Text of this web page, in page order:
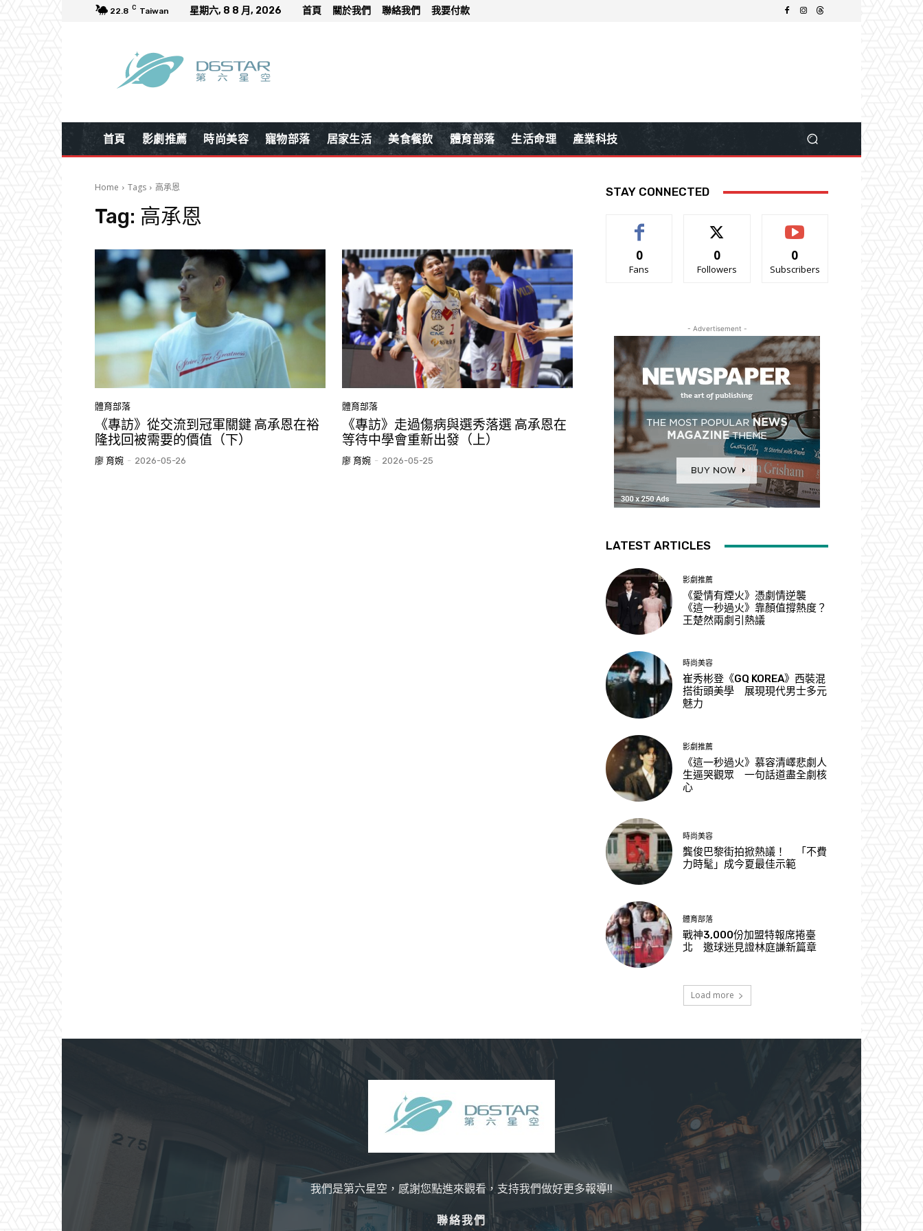
22.8 C Taiwan 星期六, 8 8 月, 2026 首頁 關於我們 聯絡我們 我要付款
首頁 影劇推薦 時尚美容 寵物部落 居家生活 美食餐飲 體育部落 生活命理 產業科技
Home Tags 高承恩
Tag: 高承恩
體育部落
《專訪》從交流到冠軍關鍵 高承恩在裕
隆找回被需要的價值（下）
廖 育婉 - 2026-05-26
體育部落
《專訪》走過傷病與選秀落選 高承恩在
等待中學會重新出發（上）
廖 育婉 - 2026-05-25
STAY CONNECTED
0
Fans
0
Followers
0
Subscribers
- Advertisement -
LATEST ARTICLES
影劇推薦
《愛情有煙火》憑劇情逆襲
《這一秒過火》靠顏值撐熱度？
王楚然兩劇引熱議
時尚美容
崔秀彬登《GQ KOREA》西裝混
搭街頭美學 展現現代男士多元
魅力
影劇推薦
《這一秒過火》慕容清嶧悲劇人
生逼哭觀眾 一句話道盡全劇核
心
時尚美容
龔俊巴黎街拍掀熱議！ 「不費
力時髦」成今夏最佳示範
體育部落
戰神3,000份加盟特報席捲臺
北 邀球迷見證林庭謙新篇章
Load more
我們是第六星空，感謝您點進來觀看，支持我們做好更多報導!!
聯絡我們